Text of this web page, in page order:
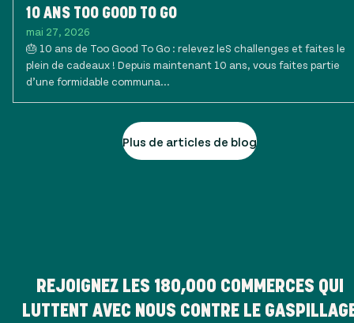
10 ANS TOO GOOD TO GO
mai 27, 2026
🎂 10 ans de Too Good To Go : relevez leS challenges et faites le
plein de cadeaux ! Depuis maintenant 10 ans, vous faites partie
d’une formidable communa...
Plus de articles de blog
REJOIGNEZ LES 180,000 COMMERCES QUI
LUTTENT AVEC NOUS CONTRE LE